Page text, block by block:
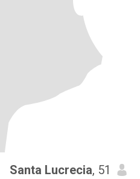
Santa Lucrecia, 51